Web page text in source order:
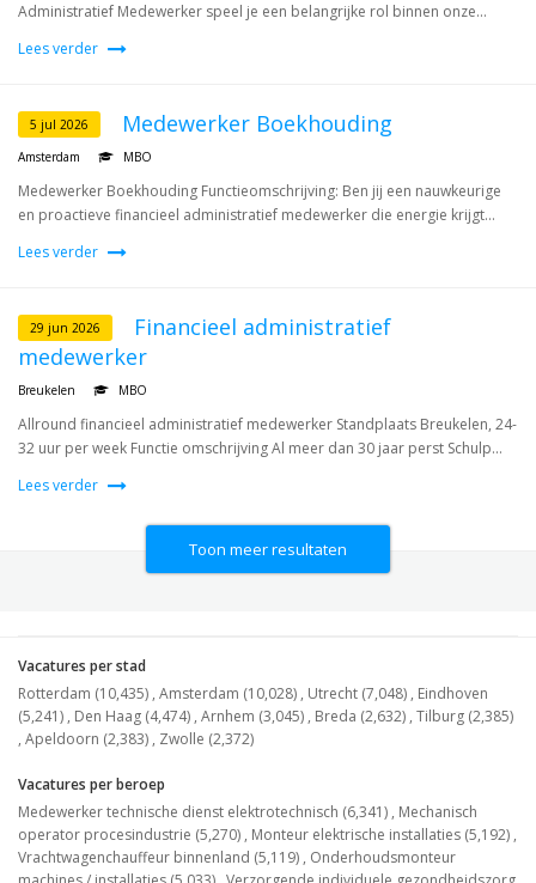
Administratief Medewerker speel je een belangrijke rol binnen onze...
Lees verder
5 jul 2026 Medewerker Boekhouding
Amsterdam MBO
Medewerker Boekhouding Functieomschrijving: Ben jij een nauwkeurige
en proactieve financieel administratief medewerker die energie krijgt...
Lees verder
29 jun 2026
Financieel administratief
medewerker
Breukelen MBO
Allround financieel administratief medewerker Standplaats Breukelen, 24-
32 uur per week Functie omschrijving Al meer dan 30 jaar perst Schulp...
Lees verder
Toon meer resultaten
Vacatures per stad
Rotterdam (10,435) , Amsterdam (10,028) , Utrecht (7,048) , Eindhoven
(5,241) , Den Haag (4,474) , Arnhem (3,045) , Breda (2,632) , Tilburg (2,385)
, Apeldoorn (2,383) , Zwolle (2,372)
Vacatures per beroep
Medewerker technische dienst elektrotechnisch (6,341) , Mechanisch
operator procesindustrie (5,270) , Monteur elektrische installaties (5,192) ,
Vrachtwagenchauffeur binnenland (5,119) , Onderhoudsmonteur